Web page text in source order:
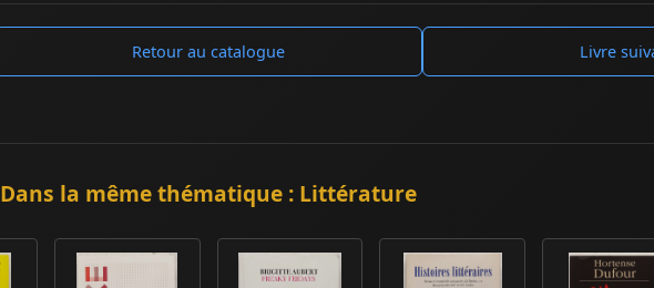
Retour au catalogue Livre
Dans la même thématique : Littérature